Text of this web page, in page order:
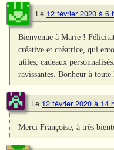
Le 12 février 2020 à 6
Bienvenue à Marie !
créative et créatrice, qui
utiles, cadeaux
ravissantes. Bonheur à
Le 12 février 2020 à 14
Merci Françoise, à très